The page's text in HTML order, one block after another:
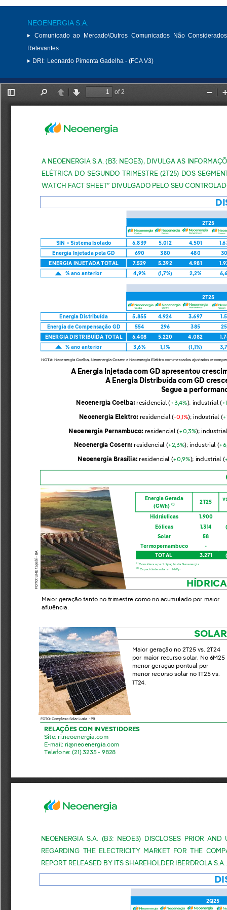
NEOENERGIA S.A.
Comunicado ao Mercado\Outros Comunicados Não
Relevantes
DRI: Leonardo Pimenta Gadelha - (FCA V3)